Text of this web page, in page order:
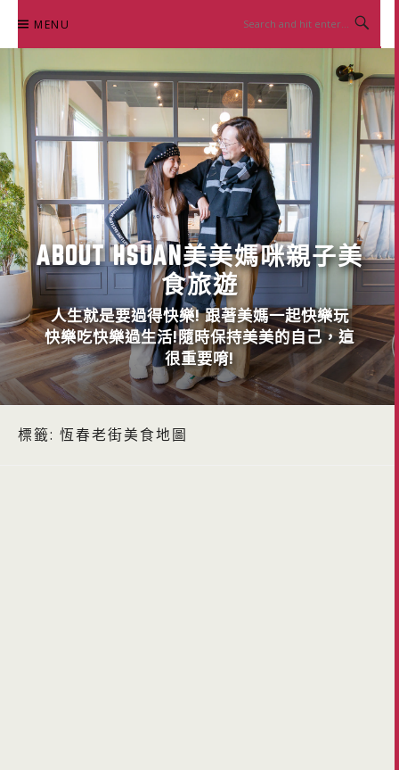
content
MENU
ABOUT HSUAN美美媽咪親子美
食旅遊
人生就是要過得快樂! 跟著美媽一起快樂玩
快樂吃快樂過生活!隨時保持美美的自己，這
很重要唷!
標籤: 恆春老街美食地圖